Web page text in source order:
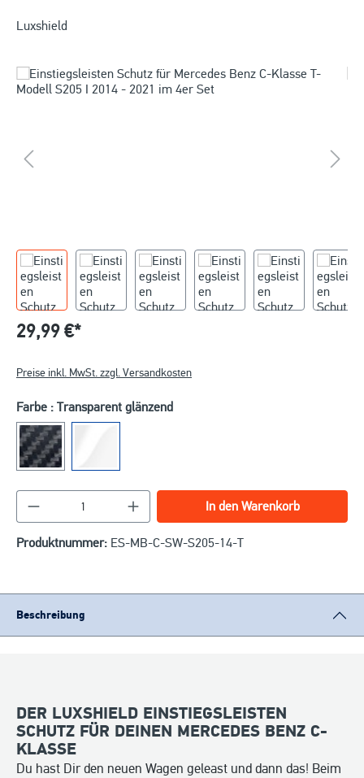
Luxshield
29,99 €*
Preise inkl. MwSt. zzgl. Versandkosten
Farbe : Transparent glänzend
Produkt Anzahl: Gib den gewünschten Wert
In den Warenkorb
Produktnummer: ES-MB-C-SW-S205-14-T
Beschreibung
DER LUXSHIELD EINSTIEGSLEISTEN
SCHUTZ FÜR DEINEN MERCEDES BENZ C-
KLASSE
Du hast Dir den neuen Wagen geleast und dann das! Beim